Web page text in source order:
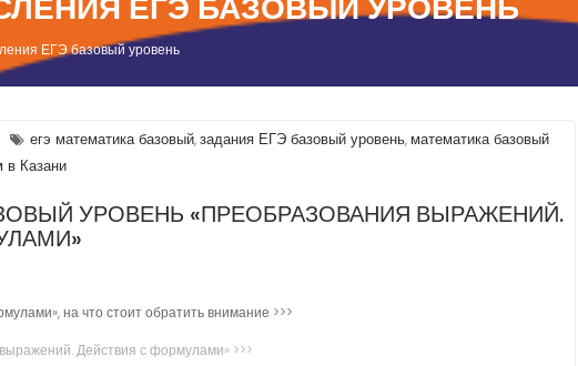
ЕГЭ базовый уровень
егэ математика базовый,задания ЕГЭ базовый уровень, математика базовый
в Казани
УРОВЕНЬ «ПРЕОБРАЗОВАНИЯ ВЫРАЖЕНИЙ.
на что стоит обратить внимание >>>
Действия с формулами» >>>